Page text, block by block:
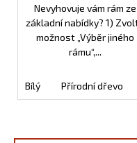
Nevyhovuje vám rám ze
základní nabídky? 1)
možnost „Výběr jiného
rámu“,...
Bílý Přírodní dřevo